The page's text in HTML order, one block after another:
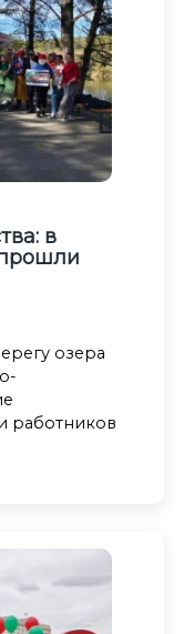
в
озера
работников